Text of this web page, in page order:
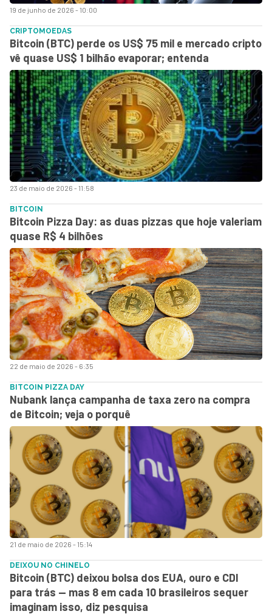
19 de junho de 2026 - 10:00
23 de maio de 2026 - 11:58
CRIPTOMOEDAS
Bitcoin (BTC) perde os US$ 75 mil e mercado cripto
vê quase US$ 1 bilhão evaporar; entenda
22 de maio de 2026 - 6:35
BITCOIN
Bitcoin Pizza Day: as duas pizzas que hoje valeriam
quase R$ 4 bilhões
21 de maio de 2026 - 15:14
BITCOIN PIZZA DAY
Nubank lança campanha de taxa zero na compra
de Bitcoin; veja o porquê
DEIXOU NO CHINELO
Bitcoin (BTC) deixou bolsa dos EUA, ouro e CDI
para trás — mas 8 em cada 10 brasileiros sequer
imaginam isso, diz pesquisa